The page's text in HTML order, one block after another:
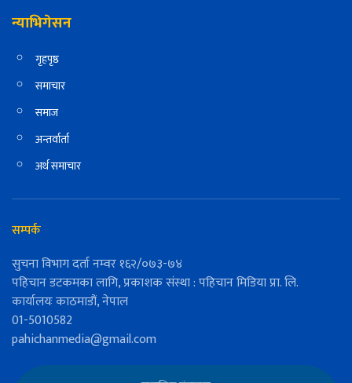
न्याभिगेसन
गृहपृष्ठ
समाचार
समाज
अन्तर्वार्ता
अर्थ समाचार
सम्पर्क
सुचना विभाग दर्ता नम्वर १६२/०७३-७४
पहिचान डटकमका लागि, प्रकाशक संस्था : पहिचान मिडिया प्रा. लि.
कार्यालयः काठमाडौं, नेपाल
01-5010582
pahichanmedia@gmail.com